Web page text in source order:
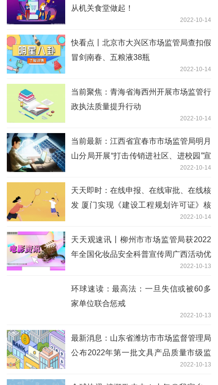
从机关食堂做起！
2022-10-14
快看点丨北京市大兴区市场监管局查扣假
冒剑南春、五粮液38瓶
2022-10-14
当前聚焦：青海省海西州开展市场监管行
政执法质量提升行动
2022-10-14
当前最新：江西省宜春市市场监管局明月
山分局开展“打击传销进社区、进校园”宣
2022-10-14
天天即时：在线申报、在线审批、在线核
发 厦门实现《建设工程规划许可证》核
2022-10-14
天天观速讯丨柳州市市场监管局获2022
年全国化妆品安全科普宣传周广西活动优
2022-10-13
环球速读：最高法：一旦失信或被60多
家单位联合惩戒
2022-10-13
最新消息：山东省潍坊市市场监督管理局
公布2022年第一批文具产品质量市级监
2022-10-13